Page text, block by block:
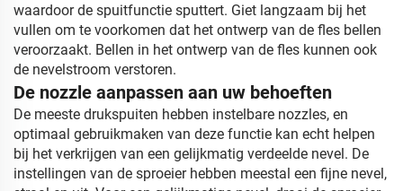
waardoor de spuitfunctie sputtert. Giet langzaam bij het
vullen om te voorkomen dat het ontwerp van de fles bellen
veroorzaakt. Bellen in het ontwerp van de fles kunnen ook
de nevelstroom verstoren.
De nozzle aanpassen aan uw behoeften
De meeste drukspuiten hebben instelbare nozzles, en
optimaal gebruikmaken van deze functie kan echt helpen
bij het verkrijgen van een gelijkmatig verdeelde nevel. De
instellingen van de sproeier hebben meestal een fijne nevel,